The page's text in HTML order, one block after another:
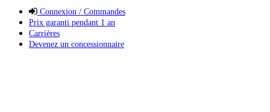
Connexion / Commandes
Prix garanti pendant 1 an
Carrières
Devenez un concessionnaire